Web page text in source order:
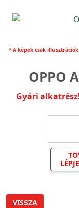
* A képek csak illusztrációk
OPPO
Gyári
VISSZA